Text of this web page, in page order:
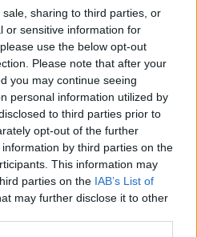
sharing to third parties, or
or sensitive information for
use the below opt-out
Please note that after your
you may continue seeing
personal information utilized by
to third parties prior to
opt-out of the further
by third parties on the
This information may
parties on the IAB’s List of
may further disclose it to other
Sportas
Po rasizmo skandalo
prabilo pasaulio
čempionei kenkęs lietuvis,
jo veiksmus tirs policija